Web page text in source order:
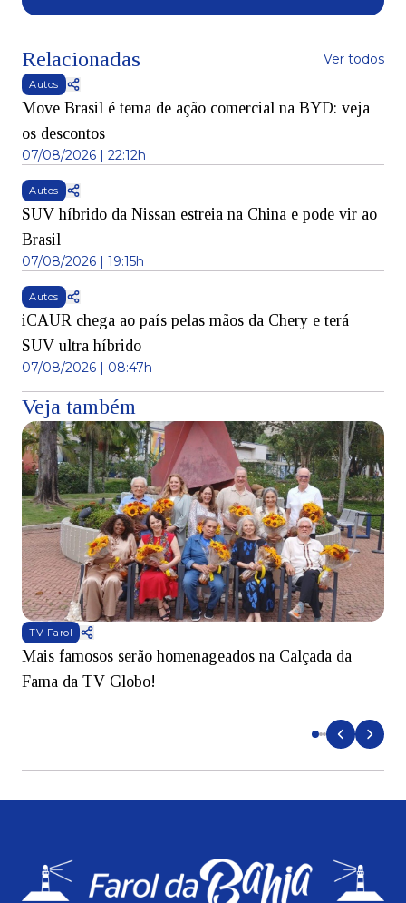
Relacionadas Ver todos
Autos
Move Brasil é tema de ação comercial na BYD: veja
os descontos
07/08/2026 | 22:12h
Autos
SUV híbrido da Nissan estreia na China e pode vir ao
Brasil
07/08/2026 | 19:15h
Autos
iCAUR chega ao país pelas mãos da Chery e terá
SUV ultra híbrido
07/08/2026 | 08:47h
Veja também
TV Farol
Mais famosos serão homenageados na Calçada da
Fama da TV Globo!